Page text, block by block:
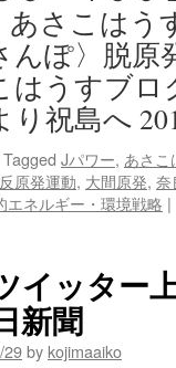
さこはう
んぽ〉脱原
うすブロ
祝島へ
Tagged Jパワー, あさこ
反原発運動, 大間原発, 奈
エネルギー・環境戦略 |
イッター
新聞
29by kojimaaiko